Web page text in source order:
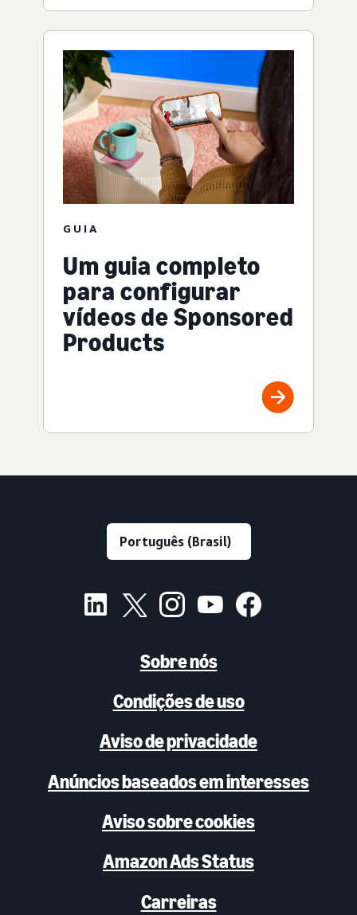
GUIA
Um guia completo
para configurar
vídeos de Sponsored
Products
Sobre nós
Condições de uso
Aviso de privacidade
Anúncios baseados em interesses
Aviso sobre cookies
Amazon Ads Status
Carreiras